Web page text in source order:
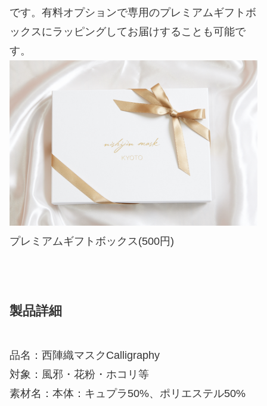
です。有料オプションで専用のプレミアムギフトボ
ックスにラッピングしてお届けすることも可能で
す。
プレミアムギフトボックス(500円)
製品詳細
品名：西陣織マスクCalligraphy
対象：風邪・花粉・ホコリ等
素材名：本体：キュプラ50%、ポリエステル50%